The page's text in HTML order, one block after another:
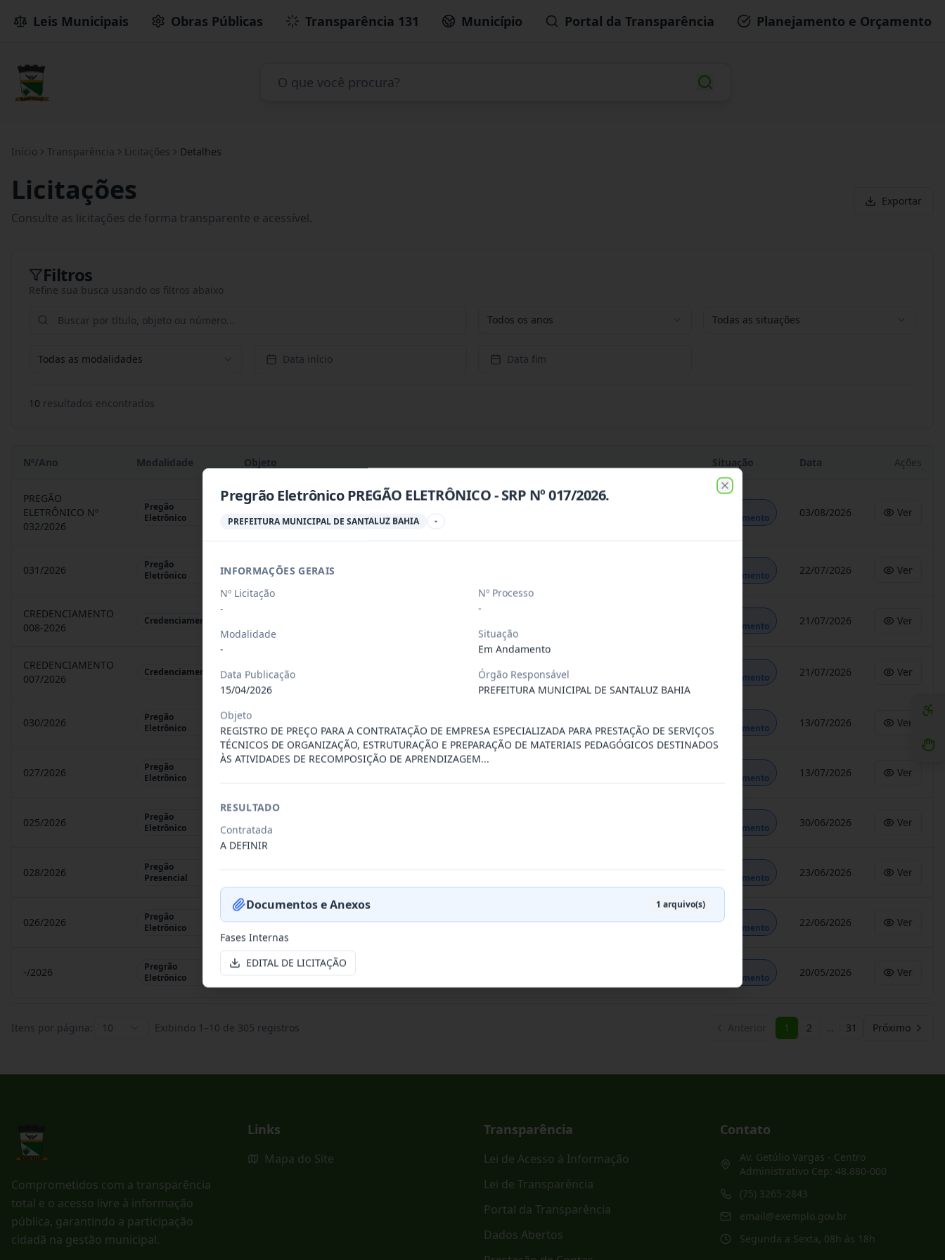
Leis Municipais Obras Públicas Transparência 131 Município Portal da Transparência Planejamento e Orçamento
Início Transparência Licitações Detalhes
Licitações
Consulte as licitações de forma transparente e acessível.
Exportar
Filtros
Refine sua busca usando os filtros abaixo
Todos os anos Todas as situações
Todas as modalidades Data início Data fim
10 resultados encontrados
Nº/Ano Modalidade Objeto Situação Data Ações
PREGÃO
ELETRÔNICO Nº
032/2026
Pregão
Eletrônico
Andamento
03/08/2026 Ver
031/2026
Pregão
Eletrônico
REGISTRO DE PREÇOS PARA AQUISIÇÃO DE PRODUTOS VETERINÁRIOS P
Andamento
22/07/2026 Ver
CREDENCIAMENTO
008-2026
Credenciamento
Andamento
21/07/2026 Ver
CREDENCIAMENTO
007/2026
Credenciamento CHAMAMENTO PÚBLICO PARA FINS DE CREDENCIAMENTO DE PESSOA JUR
Andamento
21/07/2026 Ver
030/2026
Pregão
Eletrônico
REGISTRO DE PREÇOS PARA FUTURA E EVENTUAL CONTRATAÇÃO DE EMP
Andamento
13/07/2026 Ver
027/2026
Pregão
Eletrônico
Andamento
13/07/2026 Ver
025/2026
Pregão
Eletrônico
REGISTRO DE PREÇO PARA A CONTRATAÇÃO DE EMPRESA PARA LOCAÇÃO
Andamento
30/06/2026 Ver
028/2026
Pregão
Presencial
Andamento
23/06/2026 Ver
026/2026
Pregão
Eletrônico
REGISTRO DE PREÇOS PARA FUTURO E EVENTUAL FORNECIMENTO DE GA...
Em
Andamento
22/06/2026 Ver
-/2026
Pregrão
Eletrônico
Pregrão Eletrônico PREGÃO ELETRÔNICO - SRP Nº 023/2026.
Andamento
20/05/2026 Ver
Itens por página: 10 Exibindo 1 –10 de 305 registros 1 2 … 31 Próximo
Comprometidos com a transparência
total e o acesso livre à informação
pública, garantindo a participação
cidadã na gestão municipal.
Links
Mapa do Site
Transparência
Lei de Acesso à Informação
Lei de Transparência
Portal da Transparência
Dados Abertos
Contato
Av. Getúlio Vargas - Centro
Administrativo Cep: 48.880-000
(75) 3265-2843
email@exemplo.gov.br
Segunda a Sexta, 08h às 18h
Pregrão Eletrônico PREGÃO ELETRÔNICO - SRP Nº 017/2026.
PREFEITURA MUNICIPAL DE SANTALUZ BAHIA -
INFORMAÇÕES GERAIS
Nº Licitação
-
Nº Processo
-
Modalidade
-
Situação
Em Andamento
Data Publicação
15/04/2026
Órgão Responsável
PREFEITURA MUNICIPAL DE SANTALUZ BAHIA
Objeto
REGISTRO DE PREÇO PARA A CONTRATAÇÃO DE EMPRESA ESPECIALIZADA PARA PRESTAÇÃO DE SERVIÇOS
TÉCNICOS DE ORGANIZAÇÃO, ESTRUTURAÇÃO E PREPARAÇÃO DE MATERIAIS PEDAGÓGICOS DESTINADOS
ÀS ATIVIDADES DE RECOMPOSIÇÃO DE APRENDIZAGEM...
RESULTADO
Contratada
A DEFINIR
Documentos e Anexos 1 arquivo(s)
Fases Internas
EDITAL DE LICITAÇÃO
Close